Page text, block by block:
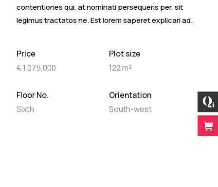
contentiones qui, at nominati persequeris per, sit
legimus tractatos ne. Est lorem saperet explicari ad.
Price
€ 1,075,000
Plot size
122 m²
Floor No.
Sixth
Orientation
South-west